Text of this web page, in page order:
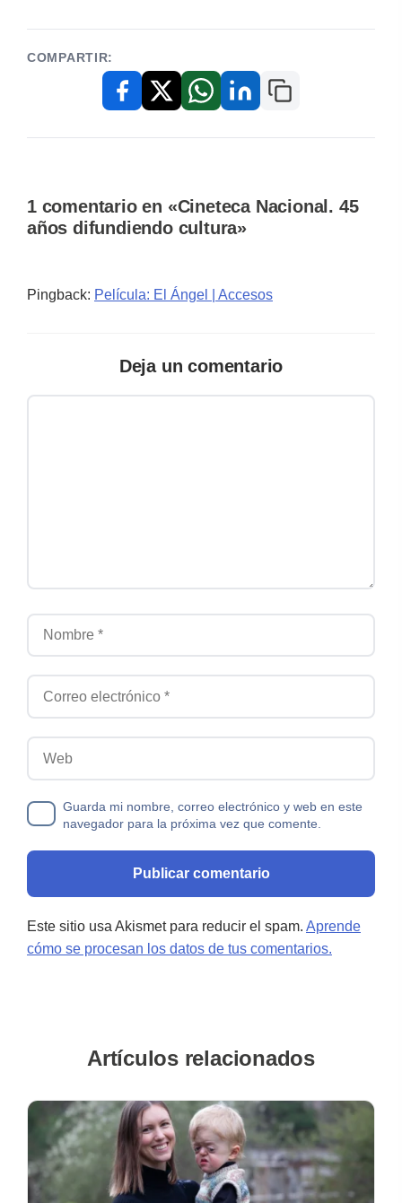
COMPARTIR:
FacebookX / TwitterWhatsAppLinkedInCopiar enlace
1 comentario en «Cineteca Nacional. 45
años difundiendo cultura»
Pingback: Película: El Ángel | Accesos
Deja un comentario
Nombre
Guarda mi nombre, correo electrónico y web en este
navegador para la próxima vez que comente.
Este sitio usa Akismet para reducir el spam. Aprende
cómo se procesan los datos de tus comentarios.
Artículos relacionados